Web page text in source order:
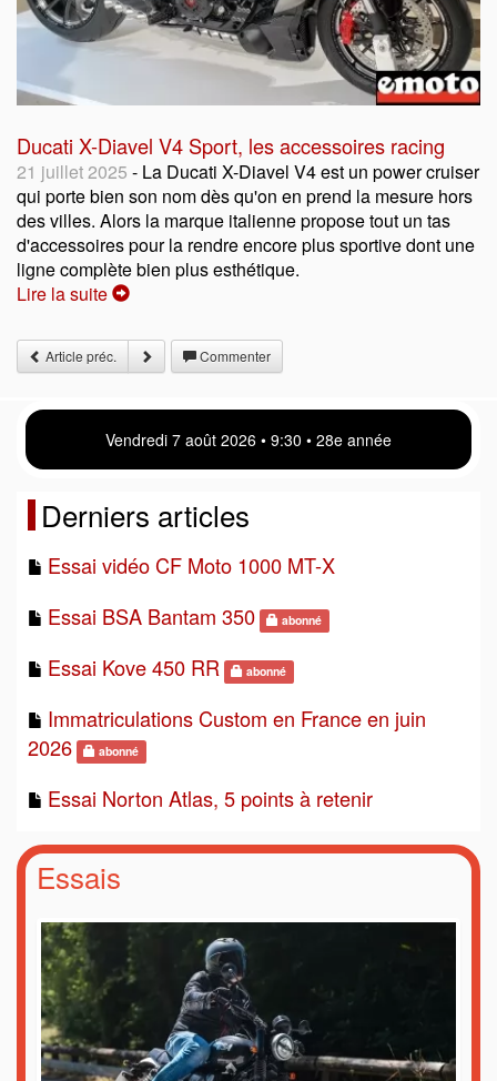
Ducati X-Diavel V4 Sport, les accessoires racing
21 juillet 2025 - La Ducati X-Diavel V4 est un power cruiser
qui porte bien son nom dès qu'on en prend la mesure hors
des villes. Alors la marque italienne propose tout un tas
d'accessoires pour la rendre encore plus sportive dont une
ligne complète bien plus esthétique.
Lire la suite
Article préc. Commenter
Vendredi 7 août 2026 • 9:30 • 28e année
Derniers articles
Essai vidéo CF Moto 1000 MT-X
Essai BSA Bantam 350
abonné
Essai Kove 450 RR abonné
Immatriculations Custom en France en juin
2026
abonné
Essai Norton Atlas, 5 points à retenir
Essais